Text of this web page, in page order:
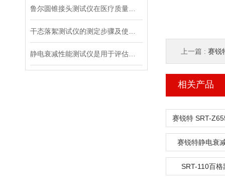
上一篇 : 赛锐
相关产品
赛锐特静电衰
SRT-110百